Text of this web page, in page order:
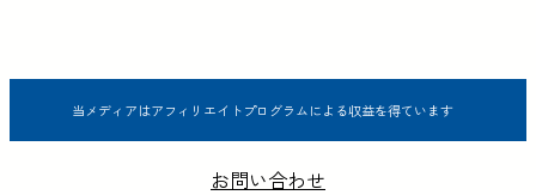
当メディアはアフィリエイトプログラムによる収益を得ています
お問い合わせ